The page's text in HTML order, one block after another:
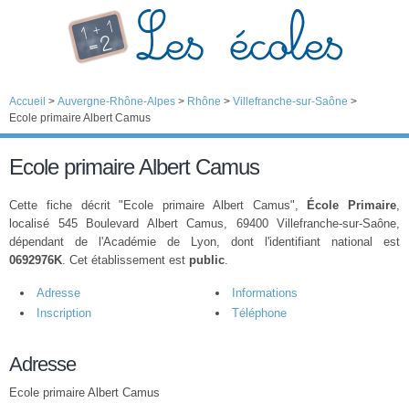
Accueil > Auvergne-Rhône-Alpes > Rhône > Villefranche-sur-Saône >
Ecole primaire Albert Camus
Ecole primaire Albert Camus
Cette fiche décrit "Ecole primaire Albert Camus", École Primaire,
localisé 545 Boulevard Albert Camus, 69400 Villefranche-sur-Saône,
dépendant de l'Académie de Lyon, dont l'identifiant national est
0692976K. Cet établissement est public.
Adresse
Informations
Inscription
Téléphone
Adresse
Ecole primaire Albert Camus